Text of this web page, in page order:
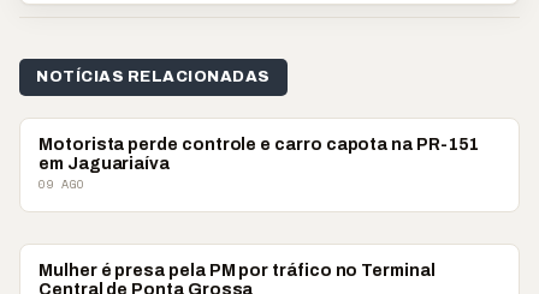
NOTÍCIAS RELACIONADAS
POLICIAL
Motorista perde controle e carro capota na PR-151
em Jaguariaíva
09 AGO
POLICIAL
Mulher é presa pela PM por tráfico no Terminal
Central de Ponta Grossa